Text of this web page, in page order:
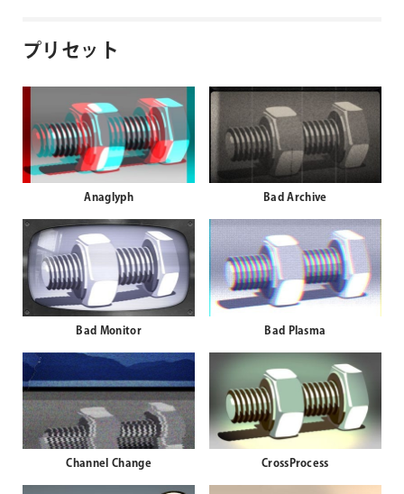
プリセット
Anaglyph Bad Archive
Bad Monitor Bad Plasma
Channel Change CrossProcess